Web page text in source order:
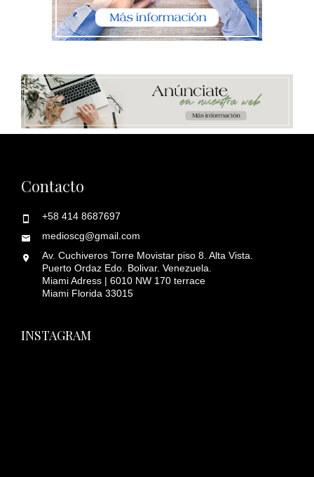
Contacto
+58 414 8687697
medioscg@gmail.com
Av. Cuchiveros Torre Movistar piso 8. Alta Vista.
Puerto Ordaz Edo. Bolivar. Venezuela.
Miami Adress | 6010 NW 170 terrace
Miami Florida 33015
INSTAGRAM